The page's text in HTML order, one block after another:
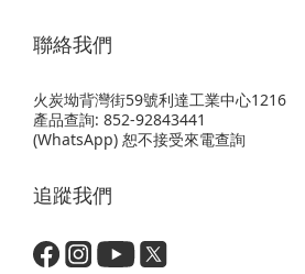
聯絡我們
火炭坳背灣街59號利達工業中心1216
產品查詢: 852-92843441
(WhatsApp) 恕不接受來電查詢
追蹤我們